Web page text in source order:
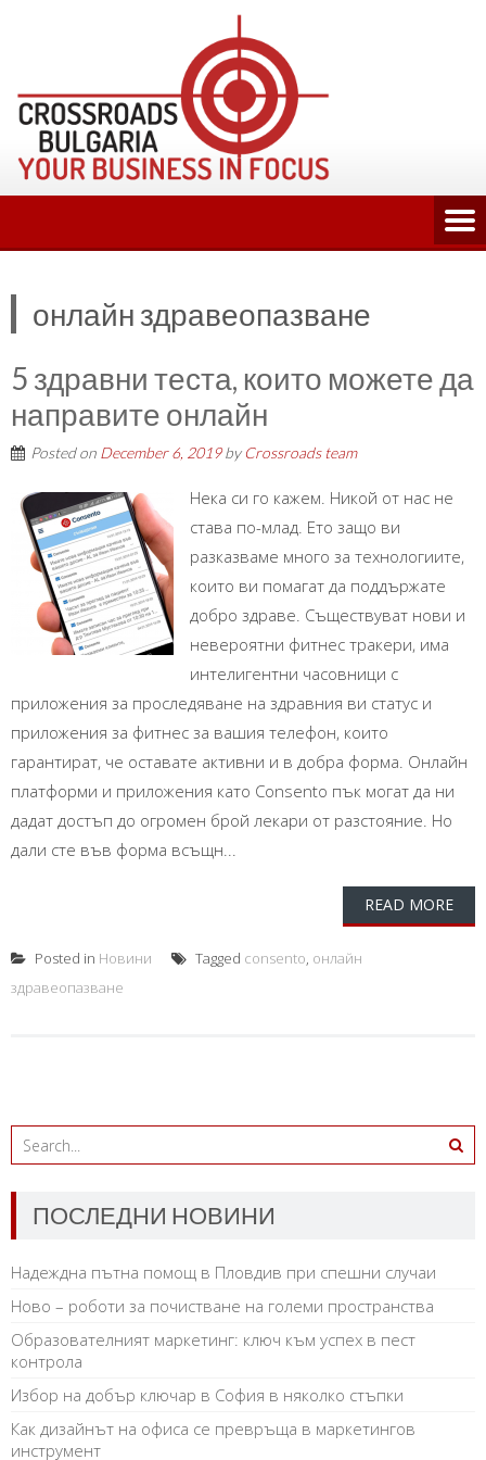
онлайн здравеопазване
5 здравни теста, които можете да
направите онлайн
Posted on December 6, 2019by Crossroads team
Нека си го кажем. Никой от нас не
става по-млад. Ето защо ви
разказваме много за технологиите,
които ви помагат да поддържате
добро здраве. Съществуват нови и
невероятни фитнес тракери, има
интелигентни часовници с
приложения за проследяване на здравния ви статус и
приложения за фитнес за вашия телефон, които
гарантират, че оставате активни и в добра форма. Онлайн
платформи и приложения като Consento пък могат да ни
дадат достъп до огромен брой лекари от разстояние. Но
дали сте във форма всъщн...
READ MORE
Posted in Новини Tagged consento, онлайн
здравеопазване
ПОСЛЕДНИ НОВИНИ
Надеждна пътна помощ в Пловдив при спешни случаи
Ново – роботи за почистване на големи пространства
Образователният маркетинг: ключ към успех в пест
контрола
Избор на добър ключар в София в няколко стъпки
Как дизайнът на офиса се превръща в маркетингов
инструмент